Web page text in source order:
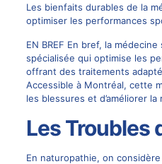
Les bienfaits durables de la
optimiser les performances
EN BREF En bref, la
spécialisée qui optimise les
offrant des traitements
Accessible à Montréal, cette
les blessures et d’améliorer
Les Troubles
En naturopathie, on